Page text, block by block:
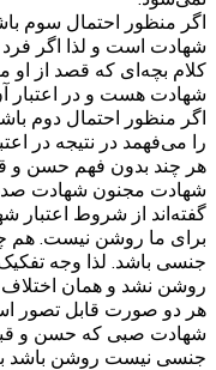
اگر منظور احتمال سوم
شهادت است و لذا اگر
کلام بچه‌ای که قصد از
شهادت هست و در اعتبار
اگر منظور احتمال دوم
را می‌فهمد در نتیجه در
هر چند بدون فهم حسن و
شهادت مجنون شهادت
گفته‌اند از شروط
برای ما روشن نیست. هم
جنسی باشد. لذا وجه
روشن نشد و همان اختلاف
هر دو صورت قابل تصور
شهادت صبی که حسن و قبح
جنسی نیست روشن باشد